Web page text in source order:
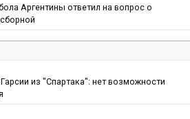
Аргентины ответил на вопрос о
из "Спартака": нет возможности